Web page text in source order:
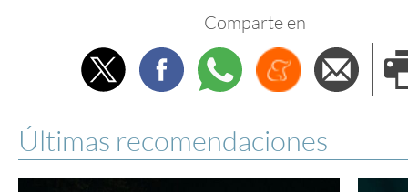
Comparte en
TwitterFacebookWhatsappMenéame
Últimas recomendaciones